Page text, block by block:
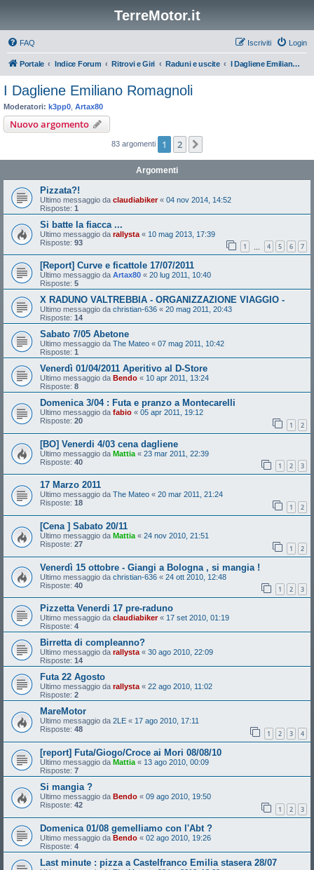
TerreMotor.it
FAQ Login
Iscriviti
Portale Indice Forum Ritrovi e Giri Raduni e uscite I Dagliene Emiliano Romagnoli
I Dagliene Emiliano Romagnoli
Moderatori: k3pp0 Artax80
Nuovo argomento
83 argomenti 1 2
Argomenti
Pizzata?!
Ultimo messaggio da claudiabiker« 04 nov 2014, 14:52
Risposte: 1
Si batte la fiacca ...
Ultimo messaggio da rallysta « 10 mag 2013, 17:39
Risposte: 93 1 4 5 6 7
[Report] Curve e ficattole 17/07/2011
Ultimo messaggio da Artax80 « 20 lug 2011, 10:40
Risposte: 5
X RADUNO VALTREBBIA - ORGANIZZAZIONE VIAGGIO -
Ultimo messaggio da christian-636 « 20 mag 2011, 20:43
Risposte: 14
Sabato 7/05 Abetone
Ultimo messaggio da The Mateo « 07 mag 2011, 10:42
Risposte: 1
Venerdì 01/04/2011 Aperitivo al D-Store
Ultimo messaggio da Bendo « 10 apr 2011, 13:24
Risposte: 8
Domenica 3/04 : Futa e pranzo a Montecarelli
Ultimo messaggio da fabio « 05 apr 2011, 19:12
Risposte: 20 1 2
[BO] Venerdi 4/03 cena dagliene
Ultimo messaggio da Mattia « 23 mar 2011, 22:39
Risposte: 40 1 2 3
17 Marzo 2011
Ultimo messaggio da The Mateo « 20 mar 2011, 21:24
Risposte: 18 1 2
[Cena ] Sabato 20/11
Ultimo messaggio da Mattia « 24 nov 2010, 21:51
Risposte: 27 1 2
Venerdì 15 ottobre - Giangi a Bologna , si mangia !
Ultimo messaggio da christian-636 « 24 ott 2010, 12:48
Risposte: 40 1 2 3
Pizzetta Venerdi 17 pre-raduno
Ultimo messaggio da claudiabiker« 17 set 2010, 01:19
Risposte: 4
Birretta di compleanno?
Ultimo messaggio da rallysta « 30 ago 2010, 22:09
Risposte: 14
Futa 22 Agosto
Ultimo messaggio da rallysta « 22 ago 2010, 11:02
Risposte: 2
MareMotor
Ultimo messaggio da 2LE « 17 ago 2010, 17:11
Risposte: 48 1 2 3 4
[report] Futa/Giogo/Croce ai Mori 08/08/10
Ultimo messaggio da Mattia « 13 ago 2010, 00:09
Risposte: 7
Si mangia ?
Ultimo messaggio da Bendo « 09 ago 2010, 19:50
Risposte: 42 1 2 3
Domenica 01/08 gemelliamo con l'Abt ?
Ultimo messaggio da Bendo « 02 ago 2010, 19:26
Risposte: 4
Last minute : pizza a Castelfranco Emilia stasera 28/07